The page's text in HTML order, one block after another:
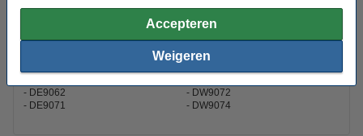
Accepteren
Weigeren
397745-01
DE9062
DE9071
DE9075
DE9086
DE9274
DW9072
DW9074